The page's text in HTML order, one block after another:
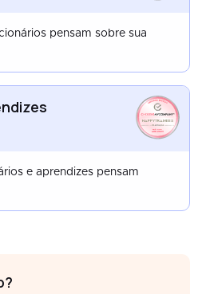
pensam sobre sua
HAPPYTRAINEES
FRANCE
AUG 2023
e aprendizes pensam